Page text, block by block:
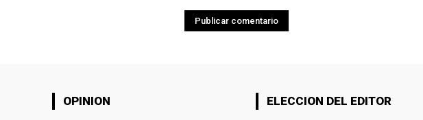
OPINION ELECCION DEL EDITOR